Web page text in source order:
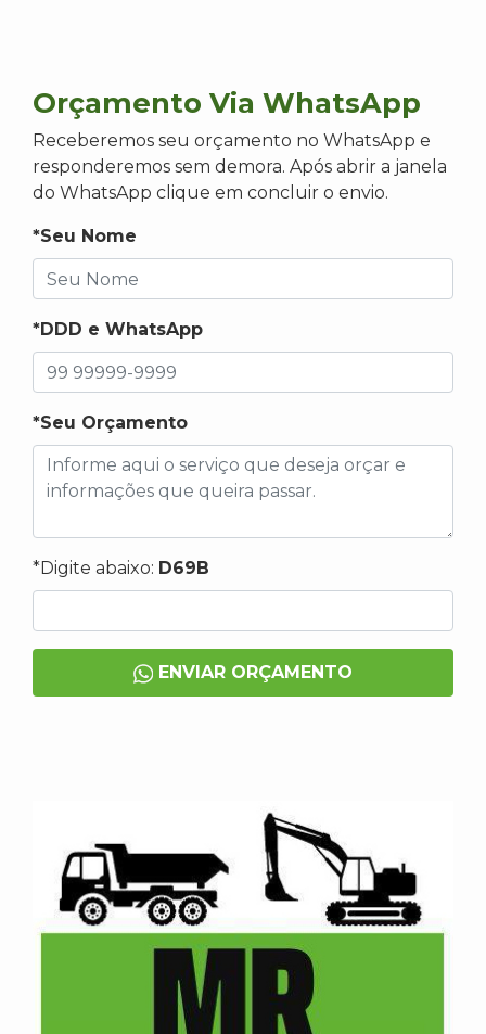
Orçamento Via WhatsApp
Receberemos seu orçamento no WhatsApp e
responderemos sem demora. Após abrir a janela
do WhatsApp clique em concluir o envio.
*Seu Nome
*DDD e WhatsApp
*Seu Orçamento
*Digite abaixo: D69B
ENVIAR ORÇAMENTO